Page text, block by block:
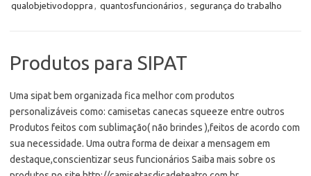
qualobjetivodoppra , quantosfuncionários , segurança do trabalho
Produtos para SIPAT
Uma sipat bem organizada fica melhor com produtos
personalizáveis como: camisetas canecas squeeze entre outros
Produtos feitos com sublimação( não brindes ),feitos de acordo com
sua necessidade. Uma outra forma de deixar a mensagem em
destaque,conscientizar seus funcionários Saiba mais sobre os